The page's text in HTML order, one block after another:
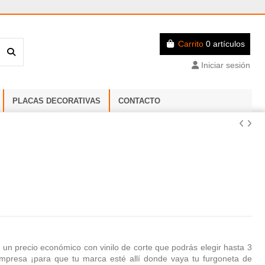
Carrito 0 artículos
Iniciar sesión
PLACAS DECORATIVAS CONTACTO
precio económico con vinilo de corte que podrás elegir hasta 3
¡para que tu marca esté allí donde vaya tu furgoneta de